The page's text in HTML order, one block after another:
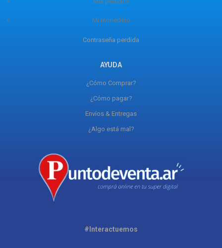
Mi monedero
Contraseña perdida
AYUDA
¿Cómo Comprar?
¿Cómo pagar?
Envíos & Entregas
¿Algo está mal?
#Interactuemos